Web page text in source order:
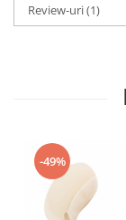
Review-uri(1)
-49%